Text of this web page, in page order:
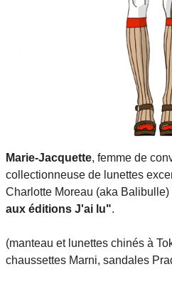
Marie-Jacquette, femme de
collectionneuse de lunettes
Charlotte Moreau (aka Balibulle)
aux éditions J'ai lu".
(manteau et lunettes chinés à
chaussettes Marni, sandales